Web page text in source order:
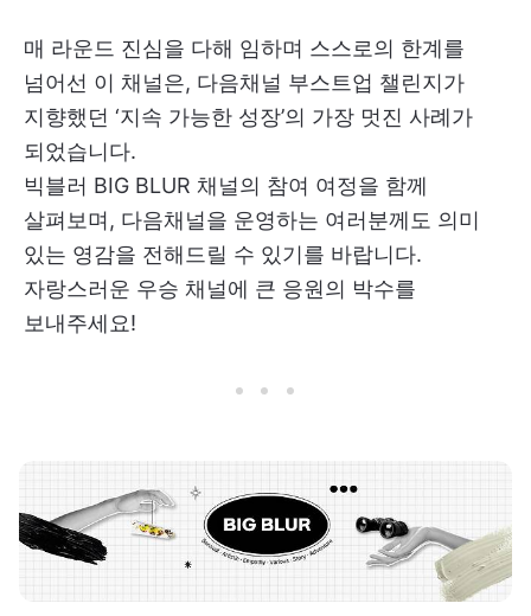
매 라운드 진심을 다해 임하며 스스로의 한계를
넘어선 이 채널은, 다음채널 부스트업 챌린지가
지향했던 ‘지속 가능한 성장’의 가장 멋진 사례가
되었습니다.
빅블러 BIG BLUR 채널의 참여 여정을 함께
살펴보며, 다음채널을 운영하는 여러분께도 의미
있는 영감을 전해드릴 수 있기를 바랍니다.
자랑스러운 우승 채널에 큰 응원의 박수를
보내주세요!